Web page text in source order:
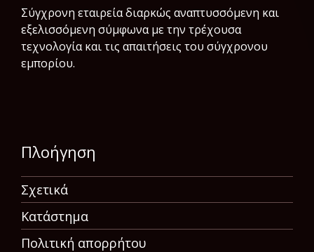
Σύγχρονη εταιρεία διαρκώς αναπτυσσόμενη και
εξελισσόμενη σύμφωνα µε την τρέχουσα
τεχνολογία και τις απαιτήσεις του σύγχρονου
εμπορίου.
Πλοήγηση
Σχετικά
Κατάστημα
Πολιτική απορρήτου